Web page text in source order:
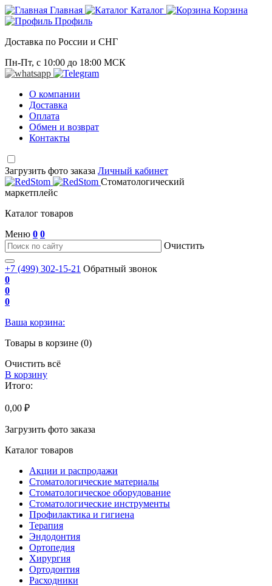
Главная Каталог
Корзина
Профиль
Доставка по России и СНГ
Пн-Пт, с 10:00 до 18:00 МСК
О компании
Доставка
Оплата
Обмен и возврат
Контакты
Загрузить фото заказа Личный кабинет
Стоматологический
маркетплейс
Каталог товаров
Меню 0 0
Очистить
+7 (499) 302-15-21 Обратный звонок
0
0
0
Ваша корзина:
Товары в корзине (0)
Очистить всё
В корзину
Итого:
0,00 ₽
Загрузить фото заказа
Каталог товаров
Акции и распродажи
Стоматологические материалы
Стоматологическое оборудование
Стоматологические инструменты
Профилактика и гигиена
Терапия
Эндодонтия
Ортопедия
Хирургия
Ортодонтия
Расходники